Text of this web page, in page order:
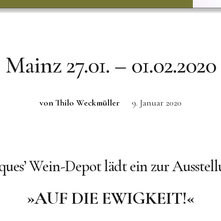
Mainz 27.01. – 01.02.2020
von Thilo Weckmüller 9. Januar 2020
Wein-Depot lädt ein zur
»AUF DIE EWIGKEIT!«